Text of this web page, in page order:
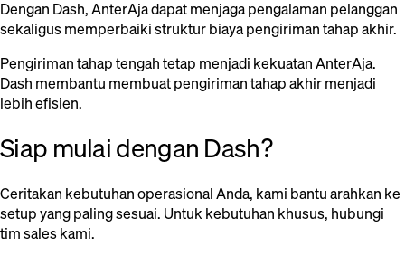
Dengan Dash, AnterAja dapat menjaga pengalaman pelanggan
sekaligus memperbaiki struktur biaya pengiriman tahap akhir.
Pengiriman tahap tengah tetap menjadi kekuatan AnterAja.
Dash membantu membuat pengiriman tahap akhir menjadi
lebih efisien.
Siap mulai dengan Dash?
Ceritakan kebutuhan operasional Anda, kami bantu arahkan ke
setup yang paling sesuai. Untuk kebutuhan khusus, hubungi
tim sales kami.